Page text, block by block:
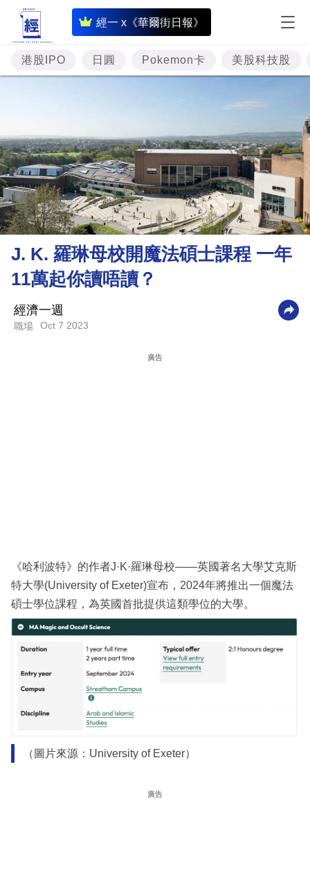
經一 x《華爾街日報》
即
時
財
經
投
資
樓
市
理
財
商
科
專
港股IPO 日圓 Pokemon卡 美股科技股
J. K. 羅琳母校開魔法碩士課程 一年
11萬起你讀唔讀？
經濟一週
職場 Oct 7 2023
廣告
《哈利波特》的作者J·K·羅琳母校——英國著名大學艾克斯
特大學(University of Exeter)宣布，2024年將推出一個魔法
碩士學位課程，為英國首批提供這類學位的大學。
（圖片來源：University of Exeter）
廣告